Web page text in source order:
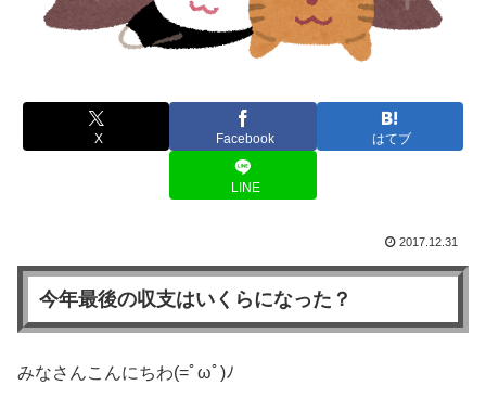
X Facebook はてブ
LINE
2017.12.31
今年最後の収支はいくらになった？
みなさんこんにちわ(=ﾟωﾟ)ﾉ